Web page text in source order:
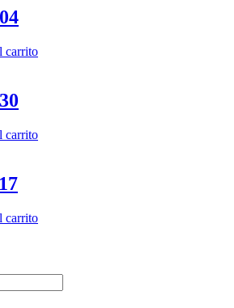
carrito
carrito
carrito